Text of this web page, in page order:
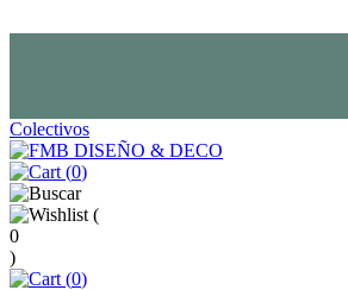
Colectivos
(0)
(
0
)
(0)